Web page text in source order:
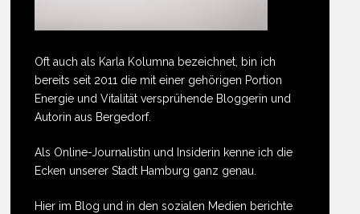
Oft auch als Karla Kolumna bezeichnet, bin ich
bereits seit 2011 die mit einer gehörigen Portion
Energie und Vitalität versprühende Bloggerin und
Autorin aus Bergedorf.
Als Online-Journalistin und Insiderin kenne ich die
Ecken unserer Stadt Hamburg ganz genau.
Hier im Blog und in den sozialen Medien berichte